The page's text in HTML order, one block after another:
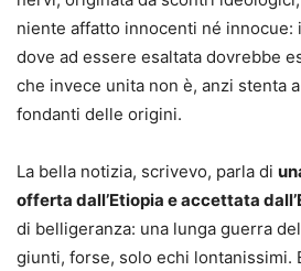
niente affatto innocenti né
dove ad essere esaltata dovrebbe
che invece unita non è, anzi stenta
fondanti delle origini.
La bella notizia, scrivevo, parla di
offerta dall’Etiopia e accettata
di belligeranza: una lunga guerra
giunti, forse, solo echi lontanissimi.